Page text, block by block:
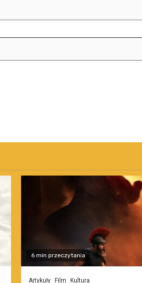
6 min przeczytania
Artykuły Film Kultura